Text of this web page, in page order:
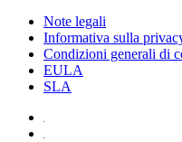
Note legali
Informativa sulla
Condizioni generali di
EULA
SLA